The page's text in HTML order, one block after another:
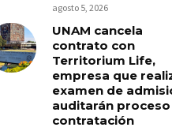
agosto 5, 2026
UNAM cancela
contrato con
Territorium Life,
empresa que
examen de
auditarán
contratación